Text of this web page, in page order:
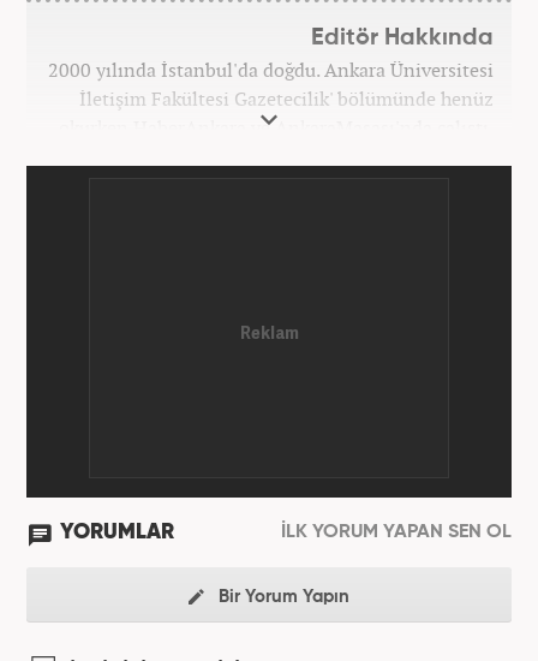
Editör Hakkında
2000 yılında İstanbul'da doğdu. Ankara Üniversitesi
İletişim Fakültesi Gazetecilik' bölümünde henüz
okurken HaberAnkara ve AnkaraMasası'nda çalıştı.
YORUMLAR İLK YORUM YAPAN SEN OL
Bir Yorum Yapın